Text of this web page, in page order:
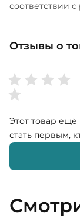
соответствии
Отзывы о
Этот товар
стать первым,